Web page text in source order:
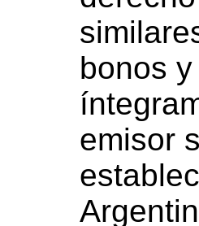
bonos
emisor